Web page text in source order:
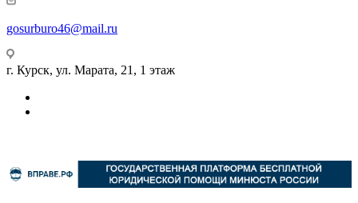
gosurburo46@mail.ru
г. Курск, ул. Марата, 21, 1 этаж